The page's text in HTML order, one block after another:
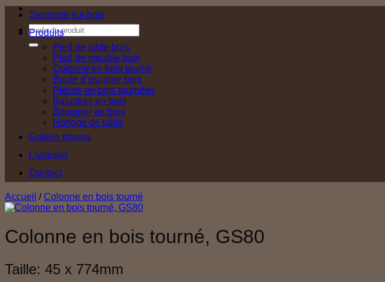
Recherche
pour :
Tournage sur bois
Produits
Pied de table bois
Pied de meuble bois
Colonne en bois tourné
Boule d’escalier bois
Pièces en bois tournées
Balustres en bois
Bougeoir en bois
Horloge de table
Galerie photos
Livraison
Contact
Accueil / Colonne en bois tourné
Colonne en bois tourné, GS80
Taille: 45 x 774mm